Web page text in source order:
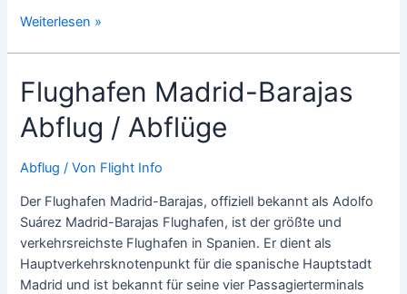
Flughafen
/
Abflüge
Weiterlesen »
Flughafen Madrid-Barajas
Abflug / Abflüge
Abflug / Von Flight Info
Der Flughafen Madrid-Barajas, offiziell bekannt als Adolfo
Suárez Madrid-Barajas Flughafen, ist der größte und
verkehrsreichste Flughafen in Spanien. Er dient als
Hauptverkehrsknotenpunkt für die spanische Hauptstadt
Madrid und ist bekannt für seine vier Passagierterminals